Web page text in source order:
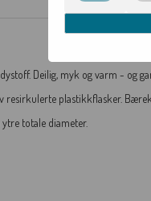
Deilig, myk og varm - og
resirkulerte plastikkflasker.
totale diameter.